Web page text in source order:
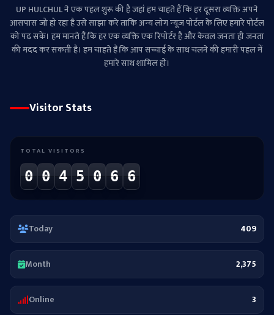
UP HULCHUL ने एक पहल शुरू की है जहां हम चाहते हैं कि हर दूसरा व्‍यक्ति अपने
आसपास जो हो रहा है उसे साझा करे ताकि अन्‍य लोग न्‍यूज पोर्टल के लिए हमारे पोर्टल
को पढ़ सकें। हम मानते हैं कि हर एक व्यक्ति एक रिपोर्टर है और केवल जनता ही जनता
की मदद कर सकती है। हम चाहते हैं कि आप सच्चाई के साथ चलने की हमारी पहल में
हमारे साथ शामिल हों।
Visitor Stats
TOTAL VISITORS
0 0 4 5 0 6 6
Today 409
Month 2,375
Online 3